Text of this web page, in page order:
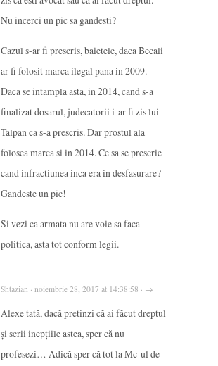
Nu incerci un pic sa gandesti?
Cazul s-ar fi prescris, baietele, daca Becali
ar fi folosit marca ilegal pana in 2009.
Daca se intampla asta, in 2014, cand s-a
finalizat dosarul, judecatorii i-ar fi zis lui
Talpan ca s-a prescris. Dar prostul ala
folosea marca si in 2014. Ce sa se prescrie
cand infractiunea inca era in desfasurare?
Gandeste un pic!
Si vezi ca armata nu are voie sa faca
politica, asta tot conform legii.
Shtazian · noiembrie 28, 2017 at 14:38:58 · →
Alexe tată, dacă pretinzi că ai făcut dreptul
și scrii inepțiile astea, sper că nu
profesezi… Adică sper că tot la Mc-ul de